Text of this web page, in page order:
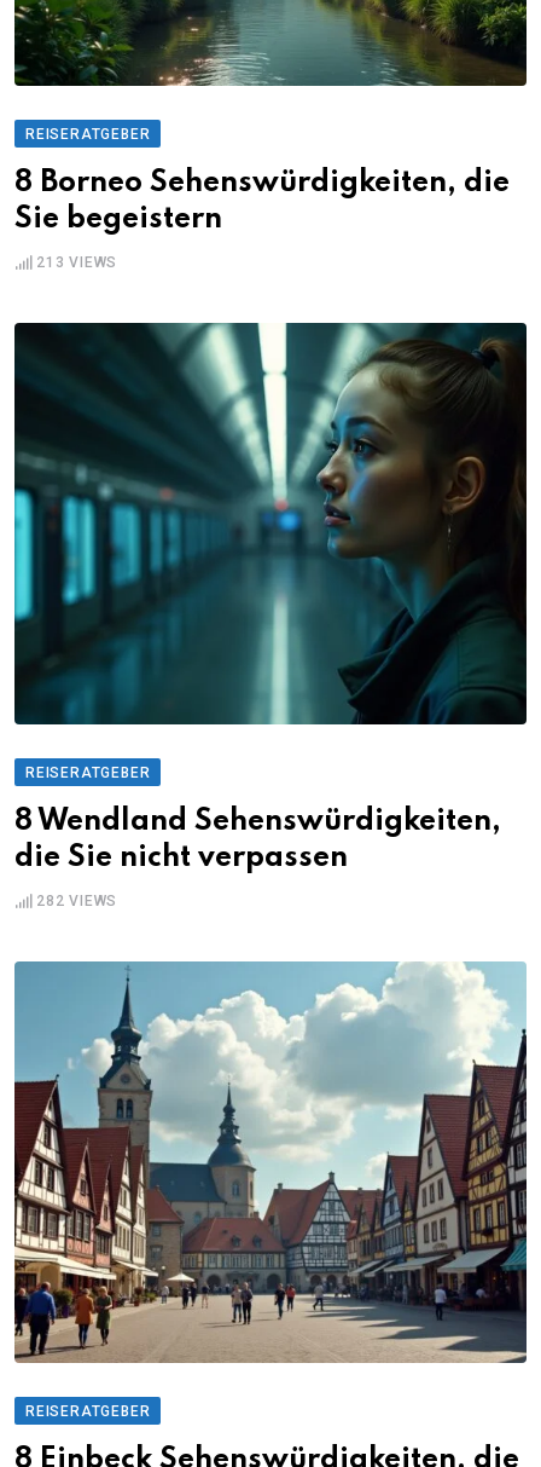
REISERATGEBER
8 Borneo Sehenswürdigkeiten, die
Sie begeistern
213 VIEWS
REISERATGEBER
8 Wendland Sehenswürdigkeiten,
die Sie nicht verpassen
282 VIEWS
REISERATGEBER
8 Einbeck Sehenswürdigkeiten, die